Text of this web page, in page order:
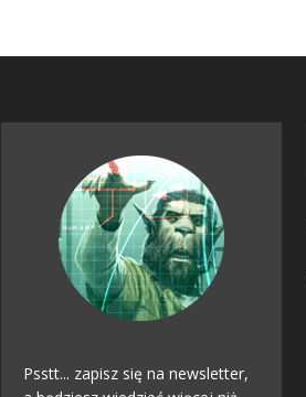
Psstt... zapisz się na newsletter,